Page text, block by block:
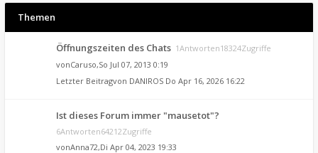
Themen
Öffnungszeiten des Chats 1Antworten18324Zugriffe
vonCaruso,So Jul 07, 2013 0:19
Letzter Beitragvon DANIROS Do Apr 16, 2026 16:22
Ist dieses Forum immer "mausetot"?
6Antworten64212Zugriffe
vonAnna72,Di Apr 04, 2023 19:33